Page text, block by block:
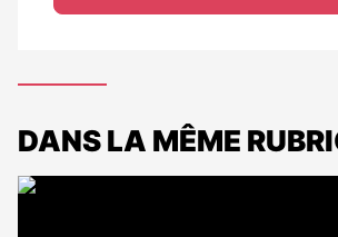
DANS LA MÊME